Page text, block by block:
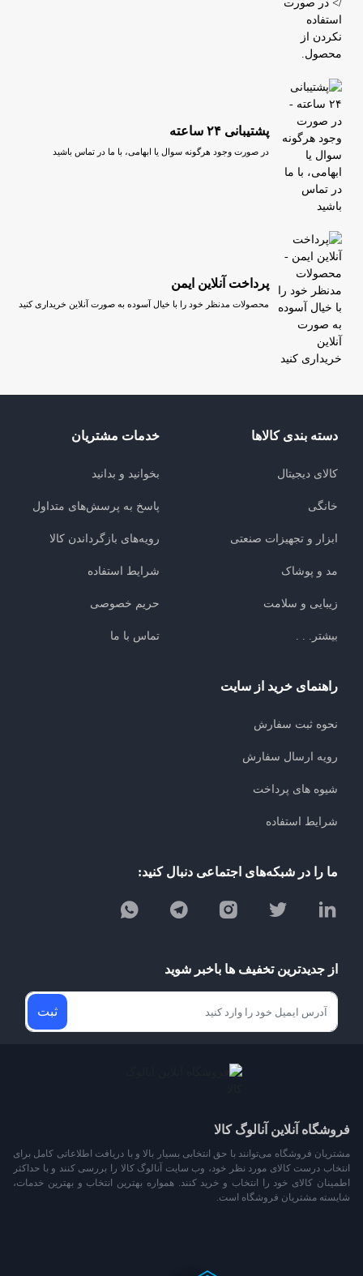
پشتیبانی ۲۴ ساعته
در صورت وجود هرگونه سوال یا ابهامی، با ما در تماس باشید
پرداخت آنلاین ایمن
محصولات مدنظر خود را با خیال آسوده به صورت آنلاین خریداری کنید
دسته بندی کالاها
کالای دیجیتال
خانگی
ابزار و تجهیزات صنعتی
مد و پوشاک
زیبایی و سلامت
بیشتر. . .
خدمات مشتریان
بخوانید و بدانید
پاسخ به پرسش‌های متداول
رویه‌های بازگرداندن کالا
شرایط استفاده
حریم خصوصی
تماس با ما
راهنمای خرید از سایت
نحوه ثبت سفارش
رویه ارسال سفارش
شیوه های پرداخت
شرایط استفاده
ما را در شبکه‌های اجتماعی دنبال کنید:
از جدیدترین تخفیف ها باخبر شوید
ثبت
فروشگاه آنلاین آنالوگ کالا
مشتریان فروشگاه می‏‏‌توانند با حق انتخابی بسیار بالا و با دریافت اطلاعاتی کامل برای
انتخاب درست کالای مورد نظر خود، وب سایت آنالوگ کالا را بررسی کنند و با حداکثر
اطمینان کالای خود را انتخاب و خرید کنند. همواره بهترین انتخاب و بهترین خدمات،
شایسته مشتریان فروشگاه است.